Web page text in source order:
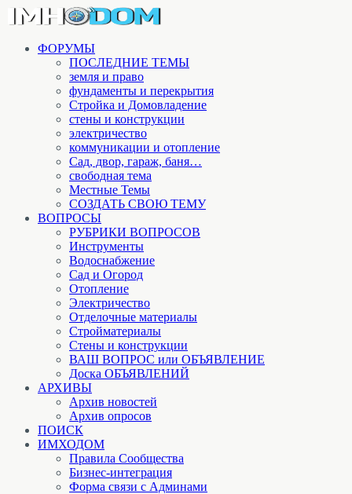
ФОРУМЫ
ПОСЛЕДНИЕ ТЕМЫ
земля и право
фундаменты и перекрытия
Стройка и Домовладение
стены и конструкции
электричество
коммуникации и отопление
Cад, двор, гараж, баня…
свободная тема
Местные Темы
СОЗДАТЬ СВОЮ ТЕМУ
ВОПРОСЫ
РУБРИКИ ВОПРОСОВ
Инструменты
Водоснабжение
Сад и Огород
Отопление
Электричество
Отделочные материалы
Стройматериалы
Стены и конструкции
ВАШ ВОПРОС или ОБЪЯВЛЕНИЕ
Доска ОБЪЯВЛЕНИЙ
АРХИВЫ
Архив новостей
Архив опросов
ПОИСК
ИМХОДОМ
Правила Сообщества
Бизнес-интеграция
Форма связи с Админами